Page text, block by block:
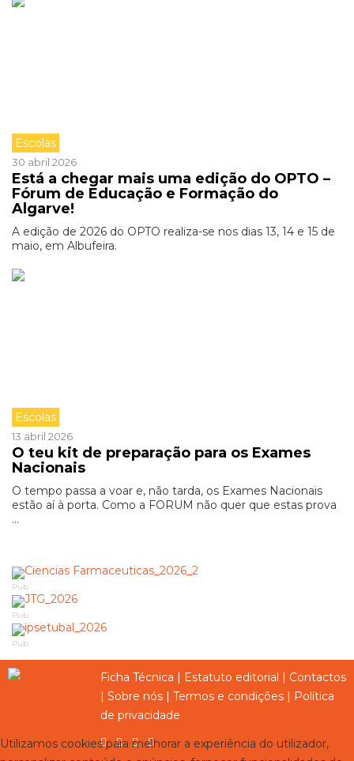
Escolas
30 abril 2026
Está a chegar mais uma edição do OPTO –
Fórum de Educação e Formação do
Algarve!
A edição de 2026 do OPTO realiza-se nos dias 13, 14 e 15 de
maio, em Albufeira.
Escolas
13 abril 2026
O teu kit de preparação para os Exames
Nacionais
O tempo passa a voar e, não tarda, os Exames Nacionais
estão aí à porta. Como a FORUM não quer que estas prova
...
Pub
Pub
Pub
Ficha Técnica | Estatuto editorial | Contactos
| Sobre nós | Termos e condições | Política
de privacidade
Utilizamos cookies para melhorar a experiência do utilizador,